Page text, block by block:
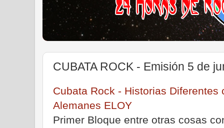
CUBATA ROCK - Emisión 5 de
Cubata Rock - Historias Diferentes
Alemanes ELOY
Primer Bloque entre otras cosas